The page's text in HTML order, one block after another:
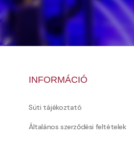
INFORMÁCIÓ
Süti tájékoztató
Általános szerződési feltételek